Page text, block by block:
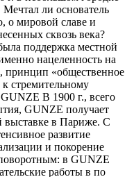
ли основатель
о мировой славе и
сквозь века?
поддержка местной
нацеленность на
«общественное
стремительному
В 1900 г., всего
GUNZE получает
выставке в Париже. С
развитие
и покорение
в GUNZE
работы в по